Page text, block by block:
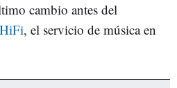
cambio antes del
, el servicio de música en